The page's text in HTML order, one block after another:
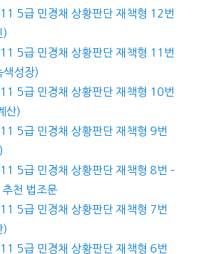
5급 민경채 상황판단 재책형 12번
)
5급 민경채 상황판단 재책형 11번
색성장)
5급 민경채 상황판단 재책형 10번
산)
5급 민경채 상황판단 재책형 9번
5급 민경채 상황판단 재책형 8번 –
천 법조문
5급 민경채 상황판단 재책형 7번
)
5급 민경채 상황판단 재책형 6번